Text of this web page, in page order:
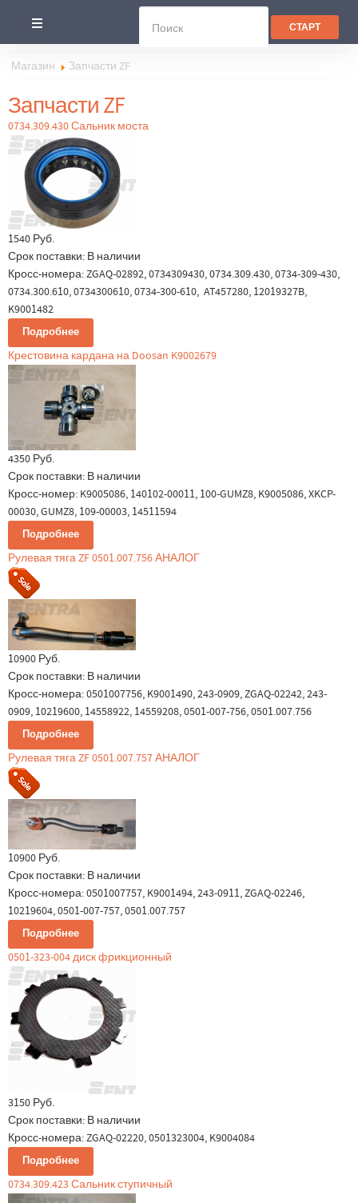
Магазин Запчасти ZF
Запчасти ZF
0734.309.430 Сальник моста
1540 Руб.
Срок поставки: В наличии
Кросс-номера: ZGAQ-02892, 0734309430, 0734.309.430, 0734-309-430,
0734.300.610, 0734300610, 0734-300-610, AT457280, 12019327B,
K9001482
Подробнее
Крестовина кардана на Doosan K9002679
4350 Руб.
Срок поставки: В наличии
Кросс-номер: K9005086, 140102-00011, 100-GUMZ8, K9005086, XKCP-
00030, GUMZ8, 109-00003, 14511594
Подробнее
Рулевая тяга ZF 0501.007.756 АНАЛОГ
10900 Руб.
Срок поставки: В наличии
Кросс-номера: 0501007756, K9001490, 243-0909, ZGAQ-02242, 243-
0909, 10219600, 14558922, 14559208, 0501-007-756, 0501.007.756
Подробнее
Рулевая тяга ZF 0501.007.757 АНАЛОГ
10900 Руб.
Срок поставки: В наличии
Кросс-номера: 0501007757, K9001494, 243-0911, ZGAQ-02246,
10219604, 0501-007-757, 0501.007.757
Подробнее
0501-323-004 диск фрикционный
3150 Руб.
Срок поставки: В наличии
Кросс-номера: ZGAQ-02220, 0501323004, K9004084
Подробнее
0734.309.423 Сальник ступичный